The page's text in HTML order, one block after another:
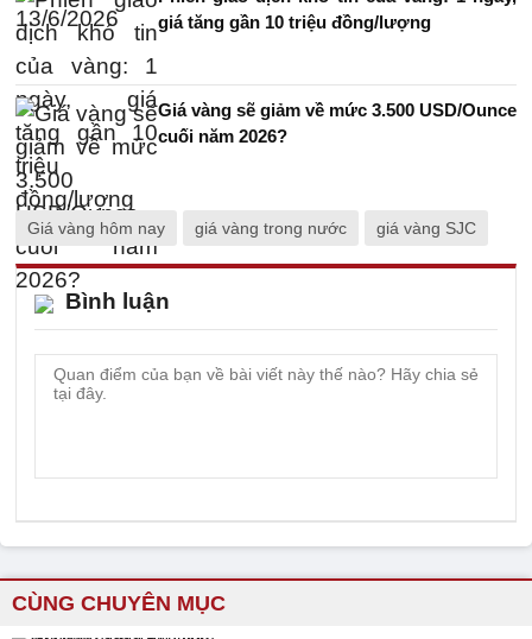
giá tăng gần 10 triệu đồng/lượng
Giá vàng sẽ giảm về mức 3.500 USD/Ounce
cuối năm 2026?
Giá vàng hôm nay giá vàng trong nước giá vàng SJC
Bình luận
CÙNG CHUYÊN MỤC